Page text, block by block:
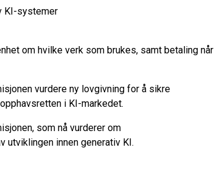
KI-systemer
om hvilke verk som brukes, samt betaling når
vurdere ny lovgivning for å sikre
i KI-markedet.
som nå vurderer om
innen generativ KI.